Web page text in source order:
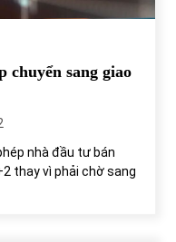
chuyển sang giao
nhà đầu tư bán
thay vì phải chờ sang